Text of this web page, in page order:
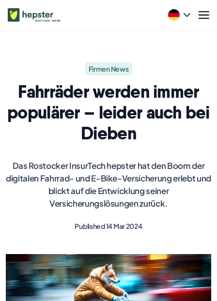
Firmen News
Fahrräder werden immer
populärer – leider auch bei
Dieben
Das Rostocker InsurTech hepster hat den Boom der
digitalen Fahrrad- und E-Bike-Versicherung erlebt und
blickt auf die Entwicklung seiner
Versicherungslösungen zurück.
Published 14 Mar 2024